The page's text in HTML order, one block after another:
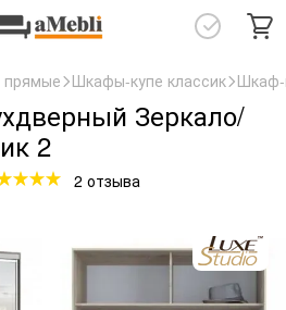
Шкафы-купе классик Шкаф-
Зеркало/
2
2 отзыва